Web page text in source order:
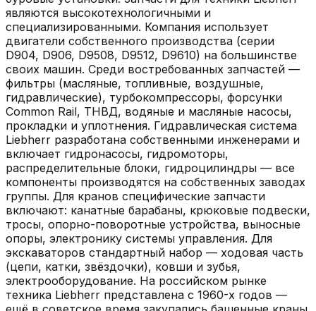
являются высокотехнологичными и
специализированными. Компания использует
двигатели собственного производства (серии
D904, D906, D9508, D9512, D9610) на большинстве
своих машин. Среди востребованных запчастей —
фильтры (масляные, топливные, воздушные,
гидравлические), турбокомпрессоры, форсунки
Common Rail, ТНВД, водяные и масляные насосы,
прокладки и уплотнения. Гидравлическая система
Liebherr разработана собственными инженерами и
включает гидронасосы, гидромоторы,
распределительные блоки, гидроцилиндры — все
компоненты производятся на собственных заводах
группы. Для кранов специфические запчасти
включают: канатные барабаны, крюковые подвески,
тросы, опорно-поворотные устройства, выносные
опоры, электронику системы управления. Для
экскаваторов стандартный набор — ходовая часть
(цепи, катки, звёздочки), ковши и зубья,
электрооборудование. На российском рынке
техника Liebherr представлена с 1960-х годов —